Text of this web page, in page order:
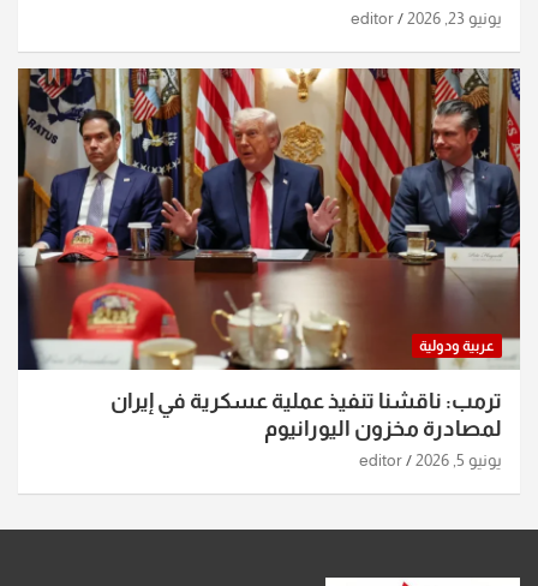
يونيو 23, 2026 editor
عربية ودولية
ترمب: ناقشنا تنفيذ عملية عسكرية في إيران
لمصادرة مخزون اليورانيوم
يونيو 5, 2026 editor